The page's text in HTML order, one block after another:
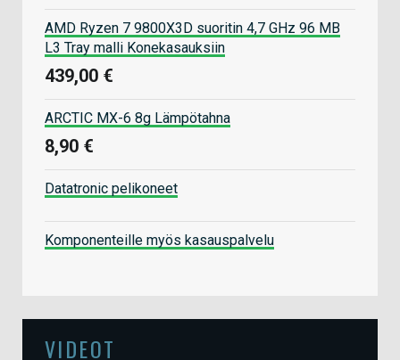
AMD Ryzen 7 9800X3D suoritin 4,7 GHz 96 MB
L3 Tray malli Konekasauksiin
439,00 €
ARCTIC MX-6 8g Lämpötahna
8,90 €
Datatronic pelikoneet
Komponenteille myös kasauspalvelu
VIDEOT